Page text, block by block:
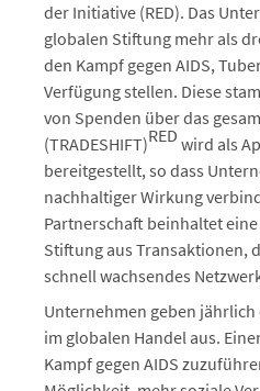
der Initiative (RED). Das
globalen Stiftung mehr als
den Kampf gegen AIDS,
Verfügung stellen. Diese
von Spenden über das
(TRADESHIFT)RED wird als
bereitgestellt, so dass
nachhaltiger Wirkung
Partnerschaft beinhaltet
Stiftung aus Transaktionen,
schnell wachsendes
Unternehmen geben
im globalen Handel aus.
Kampf gegen AIDS